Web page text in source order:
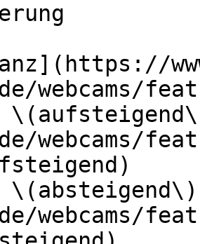
webcams/
webcams/
webcams/